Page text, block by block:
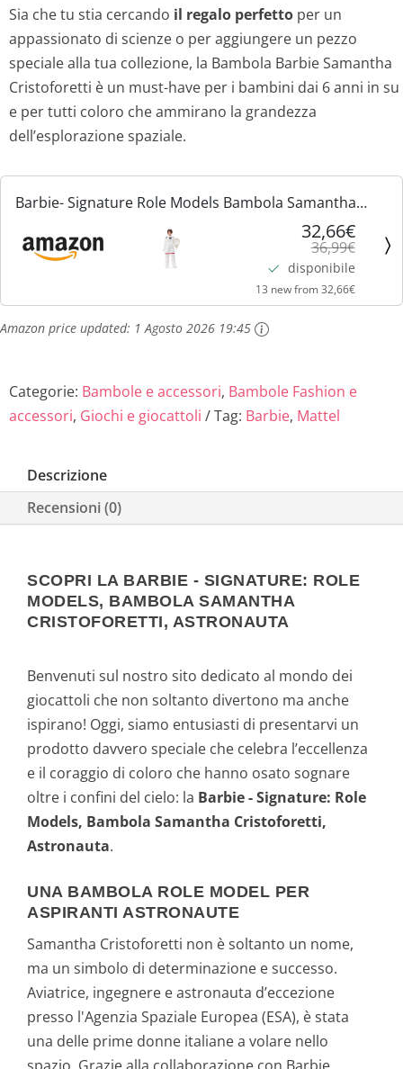
l
e
e
r
a
3
6
,
9
.
è
:
3
,
€
.
Sia che tu stia cercando il regalo perfetto per un
appassionato di scienze o per aggiungere un pezzo
speciale alla tua collezione, la Bambola Barbie Samantha
Cristoforetti è un must-have per i bambini dai 6 anni in su
e per tutti coloro che ammirano la grandezza
dell’esplorazione spaziale.
Barbie- Signature Role Models Bambola Samantha
Cristoforetti Astronauta ESA, da 29,2Cm Castana e
Articolata con Casco e Tuta Spaziale Realistica,
32,66€
36,99€
disponibile
13 new from 32,66€
Amazon price updated: 1 Agosto 2026 19:45
Categorie: Bambole e accessori, Bambole Fashion e
accessori, Giochi e giocattoli Tag: Barbie, Mattel
Descrizione
Recensioni (0)
SCOPRI LA BARBIE - SIGNATURE: ROLE
MODELS, BAMBOLA SAMANTHA
CRISTOFORETTI, ASTRONAUTA
Benvenuti sul nostro sito dedicato al mondo dei
giocattoli che non soltanto divertono ma anche
ispirano! Oggi, siamo entusiasti di presentarvi un
prodotto davvero speciale che celebra l’eccellenza
e il coraggio di coloro che hanno osato sognare
oltre i confini del cielo: la Barbie - Signature: Role
Models, Bambola Samantha Cristoforetti,
Astronauta.
UNA BAMBOLA ROLE MODEL PER
ASPIRANTI ASTRONAUTE
Samantha Cristoforetti non è soltanto un nome,
ma un simbolo di determinazione e successo.
Aviatrice, ingegnere e astronauta d’eccezione
presso l'Agenzia Spaziale Europea (ESA), è stata
una delle prime donne italiane a volare nello